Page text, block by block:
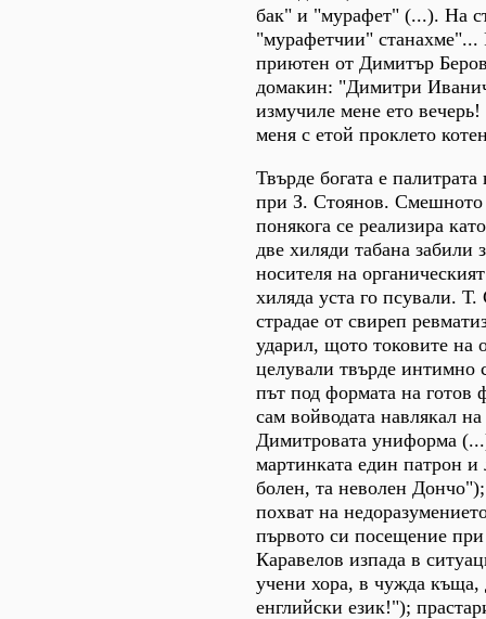
бак" и "мурафет" (...). На
"мурафетчии" станахме"...
приютен от Димитър
домакин: "Димитри
измучиле мене ето
меня с етой проклето
Твърде богата е
при З. Стоянов. Смешното
понякога се реализира
две хиляди табана забили
носителя на
хиляда уста го псували.
страдае от свиреп
ударил, щото токовите на
целували твърде интимно
път под формата на готов
сам войводата навлякал
Димитровата униформа
мартинката един патрон и
болен, та неволен
похват на
първото си посещение при
Каравелов изпада в
учени хора, в чужда къща,
енглийски език!");